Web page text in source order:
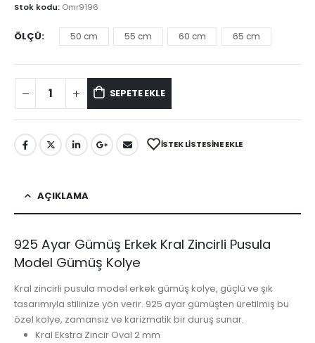
Stok kodu: Omr9196
ÖLÇÜ 50 cm 55 cm 60 cm 65 cm
SEPETE EKLE
İSTEK LISTESINE EKLE
AÇIKLAMA
925 Ayar Gümüş Erkek Kral Zincirli Pusula
Model Gümüş Kolye
Kral zincirli pusula model erkek gümüş kolye, güçlü ve şık
tasarımıyla stilinize yön verir. 925 ayar gümüşten üretilmiş bu
özel kolye, zamansız ve karizmatik bir duruş sunar.
Kral Ekstra Zincir Oval 2 mm